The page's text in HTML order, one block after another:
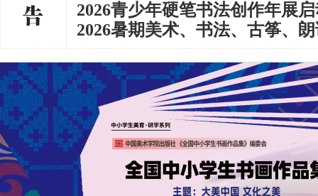
2026青少年硬笔书法创作年展
2026暑期美术、书法、古筝、